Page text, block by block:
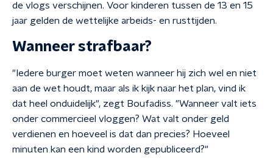
de vlogs verschijnen. Voor kinderen tussen de 13 en 15
jaar gelden de wettelijke arbeids- en rusttijden.
Wanneer strafbaar?
"Iedere burger moet weten wanneer hij zich wel en niet
aan de wet houdt, maar als ik kijk naar het plan, vind ik
dat heel onduidelijk", zegt Boufadiss. "Wanneer valt iets
onder commercieel vloggen? Wat valt onder geld
verdienen en hoeveel is dat dan precies? Hoeveel
minuten kan een kind worden gepubliceerd?"